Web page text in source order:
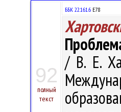
92
полный
текст
ББК 22.161.6 Е78
/ В. Е.